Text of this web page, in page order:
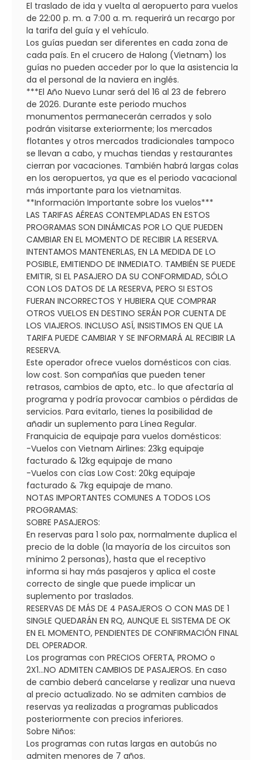
El traslado de ida y vuelta al aeropuerto para vuelos
de 22:00 p. m. a 7:00 a. m. requerirá un recargo por
la tarifa del guía y el vehículo.
Los guías puedan ser diferentes en cada zona de
cada país. En el crucero de Halong (Vietnam) los
guías no pueden acceder por lo que la asistencia la
da el personal de la naviera en inglés.
***El Año Nuevo Lunar será del 16 al 23 de febrero
de 2026. Durante este periodo muchos
monumentos permanecerán cerrados y solo
podrán visitarse exteriormente; los mercados
flotantes y otros mercados tradicionales tampoco
se llevan a cabo, y muchas tiendas y restaurantes
cierran por vacaciones. También habrá largas colas
en los aeropuertos, ya que es el periodo vacacional
más importante para los vietnamitas.
**Información Importante sobre los vuelos***
​LAS TARIFAS AÉREAS CONTEMPLADAS EN ESTOS
PROGRAMAS SON DINÁMICAS POR LO QUE PUEDEN
CAMBIAR EN EL MOMENTO DE RECIBIR LA RESERVA.
INTENTAMOS MANTENERLAS, EN LA MEDIDA DE LO
POSIBLE, EMITIENDO DE INMEDIATO. TAMBIÉN SE PUEDE
EMITIR, SI EL PASAJERO DA SU CONFORMIDAD, SÓLO
CON LOS DATOS DE LA RESERVA, PERO SI ESTOS
FUERAN INCORRECTOS Y HUBIERA QUE COMPRAR
OTROS VUELOS EN DESTINO SERÁN POR CUENTA DE
LOS VIAJEROS. INCLUSO ASÍ, INSISTIMOS EN QUE LA
TARIFA PUEDE CAMBIAR Y SE INFORMARÁ AL RECIBIR LA
RESERVA.
Este operador ofrece vuelos domésticos con cias.
low cost. Son compañías que pueden tener
retrasos, cambios de apto, etc.. lo que afectaría al
programa y podría provocar cambios o pérdidas de
servicios. Para evitarlo, tienes la posibilidad de
añadir un suplemento para Línea Regular.
Franquicia de equipaje para vuelos domésticos:
-Vuelos con Vietnam Airlines: 23kg equipaje
facturado & 12kg equipaje de mano
-Vuelos con cías Low Cost: 20kg equipaje
facturado & 7kg equipaje de mano.
NOTAS IMPORTANTES COMUNES A TODOS LOS
PROGRAMAS:
SOBRE PASAJEROS:
En reservas para 1 solo pax, normalmente duplica el
precio de la doble (la mayoría de los circuitos son
mínimo 2 personas), hasta que el receptivo
informa si hay más pasajeros y aplica el coste
correcto de single que puede implicar un
suplemento por traslados.
RESERVAS DE MÁS DE 4 PASAJEROS O CON MAS DE 1
SINGLE QUEDARÁN EN RQ, AUNQUE EL SISTEMA DE OK
EN EL MOMENTO, PENDIENTES DE CONFIRMACIÓN FINAL
DEL OPERADOR.
Los programas con PRECIOS OFERTA, PROMO o
2X1...NO ADMITEN CAMBIOS DE PASAJEROS. En caso
de cambio deberá cancelarse y realizar una nueva
al precio actualizado. No se admiten cambios de
reservas ya realizadas a programas publicados
posteriormente con precios inferiores.
Sobre Niños:
Los programas con rutas largas en autobús no
admiten menores de 7 años.